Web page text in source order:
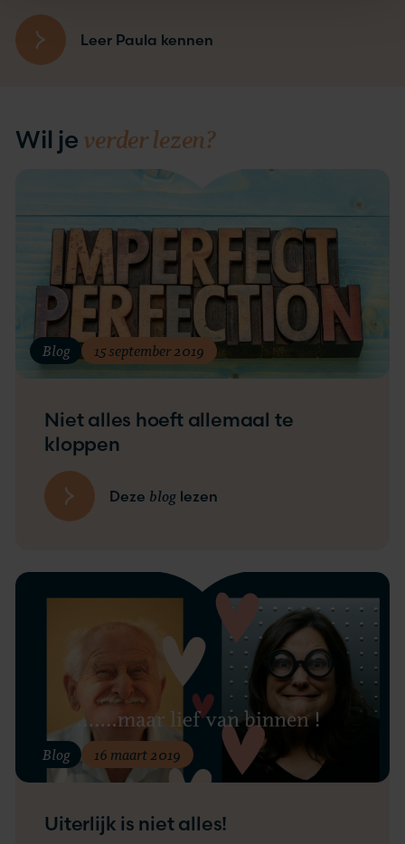
Leer Paula kennen
Wil je verder lezen?
Blog 15 september 2019
Niet alles hoeft allemaal te
kloppen
Deze blog lezen
Blog 16 maart 2019
Uiterlijk is niet alles!